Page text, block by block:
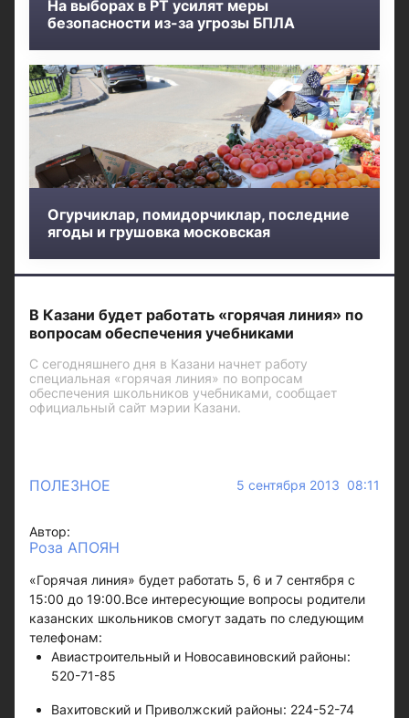
На выборах в РТ усилят меры
безопасности из-за угрозы БПЛА
Огурчиклар, помидорчиклар, последние
ягоды и грушовка московская
В Казани будет работать «горячая линия» по
вопросам обеспечения учебниками
С сегодняшнего дня в Казани начнет работу
специальная «горячая линия» по вопросам
обеспечения школьников учебниками, сообщает
официальный сайт мэрии Казани.
ПОЛЕЗНОЕ 5 сентября 2013 08:11
Автор:
Роза АПОЯН
«Горячая линия» будет работать 5, 6 и 7 сентября с
15:00 до 19:00.Все интересующие вопросы родители
казанских школьников смогут задать по следующим
телефонам:
Авиастроительный и Новосавиновский районы:
520-71-85
Вахитовский и Приволжский районы: 224-52-74